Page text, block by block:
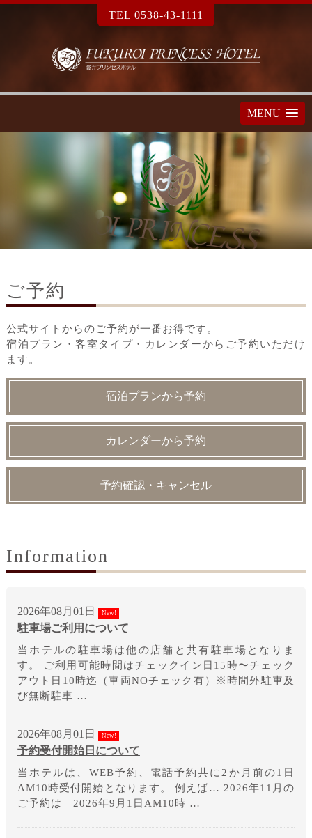
TEL 0538-43-1111
MENU
ご予約
公式サイトからのご予約が一番お得です。
宿泊プラン・客室タイプ・カレンダーからご予約いただけ
ます。
宿泊プランから予約
カレンダーから予約
予約確認・キャンセル
Information
2026年08月01日 New!
駐車場ご利用について
当ホテルの駐車場は他の店舗と共有駐車場となりま
す。 ご利用可能時間はチェックイン日15時〜チェック
アウト日10時迄（車両NOチェック有）※時間外駐車及
び無断駐車 …
2026年08月01日 New!
予約受付開始日について
当ホテルは、WEB予約、電話予約共に2か月前の1日
AM10時受付開始となります。 例えば… 2026年11月の
ご予約は 2026年9月1日AM10時 …